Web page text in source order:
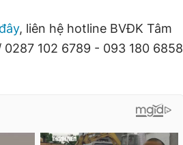
, liên hệ hotline BVĐK Tâm
102 6789 - 093 180 6858